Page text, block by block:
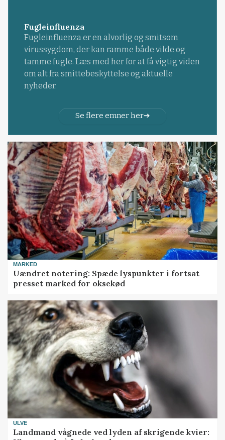
Fugleinfluenza
Fugleinfluenza er en alvorlig og smitsom
virussygdom, der kan ramme både vilde og
tamme fugle. Læs med her for at få vigtig viden
om alt fra smittebeskyttelse og aktuelle
nyheder.
Se flere emner her
MARKED
Uændret notering: Spæde lyspunkter i fortsat
presset marked for oksekød
ULVE
Landmand vågnede ved lyden af skrigende kvier: